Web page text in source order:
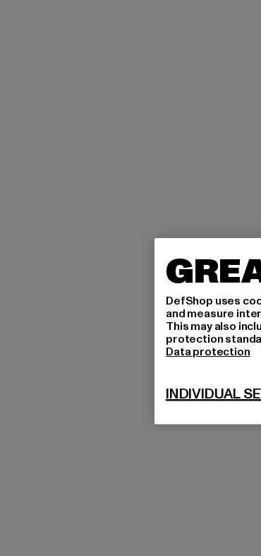
DefShop uses
and measure
This may also
protection
Data protection
INDIVIDUAL